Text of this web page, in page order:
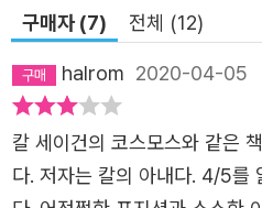
자신의 현실처럼 가깝게 느끼고
히 파국으로 향하는 발걸음을 멈
저는 이렇게 생각합니다. 우리 중
자들의 말을 마음에 새긴다면, 그
분히 멈추고 되물릴 수 있다고요.
게 할까요?
두했다. 이때 세이건의 곁에는
드루얀은 천문학자인 스티븐
다큐멘터리의 시나리오 공동
스모스> 책과 다큐멘터리에 큰
<코스모스>를 앤 드루얀에게
은 <코스모스>의 세계적 히트
구매자 (7) 전체 (12)
halrom 2020-04-05
칼 세이건의 코스모스와 같은
다. 저자는 칼의 아내다. 4/5를